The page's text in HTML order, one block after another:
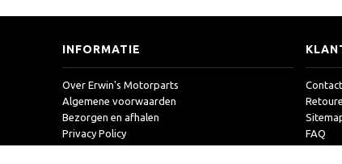
INFORMATIE
Over Erwin's Motorparts
Algemene voorwaarden
Bezorgen en afhalen
Privacy Policy
Contact
FAQ